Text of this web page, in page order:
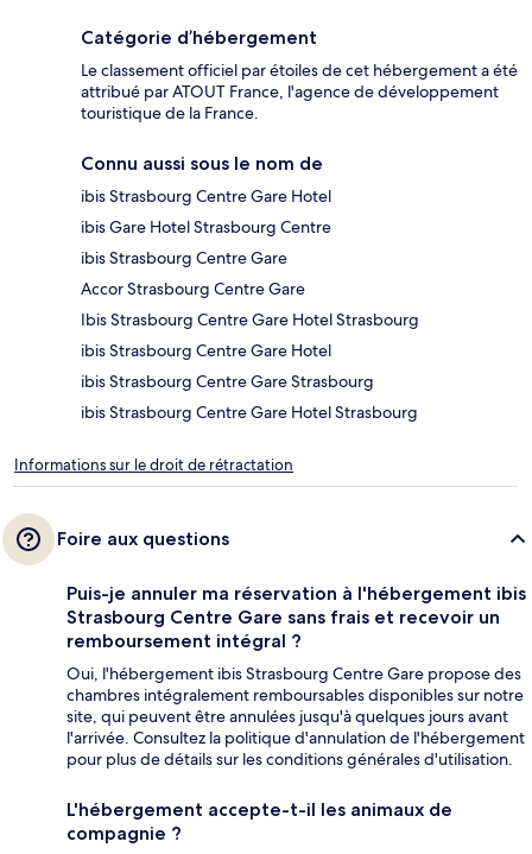
Catégorie d’hébergement
Le classement officiel par étoiles de cet hébergement a été
attribué par ATOUT France, l'agence de développement
touristique de la France.
Connu aussi sous le nom de
ibis Strasbourg Centre Gare Hotel
ibis Gare Hotel Strasbourg Centre
ibis Strasbourg Centre Gare
Accor Strasbourg Centre Gare
Ibis Strasbourg Centre Gare Hotel Strasbourg
ibis Strasbourg Centre Gare Hotel
ibis Strasbourg Centre Gare Strasbourg
ibis Strasbourg Centre Gare Hotel Strasbourg
Informations sur le droit de rétractation
Foire aux questions
Puis-je annuler ma réservation à l'hébergement ibis
Strasbourg Centre Gare sans frais et recevoir un
remboursement intégral ?
Oui, l'hébergement ibis Strasbourg Centre Gare propose des
chambres intégralement remboursables disponibles sur notre
site, qui peuvent être annulées jusqu'à quelques jours avant
l'arrivée. Consultez la politique d'annulation de l'hébergement
pour plus de détails sur les conditions générales d'utilisation.
L'hébergement accepte-t-il les animaux de
compagnie ?